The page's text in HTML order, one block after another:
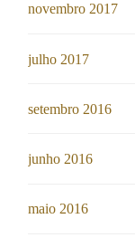
novembro 2017
julho 2017
setembro 2016
junho 2016
maio 2016